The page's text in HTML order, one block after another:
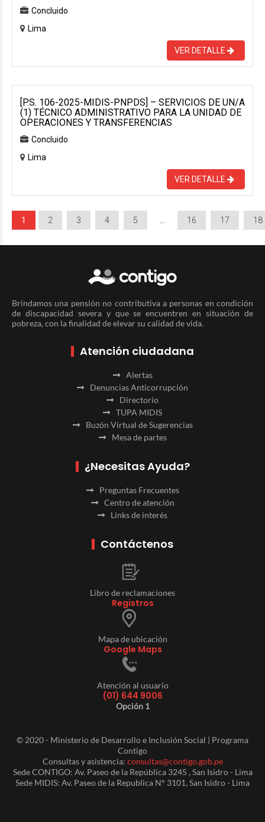
Concluido
Lima
VER DETALLE
[P.S. 106-2025-MIDIS-PNPDS] – SERVICIOS DE UN/A
(1) TÉCNICO ADMINISTRATIVO PARA LA UNIDAD DE
OPERACIONES Y TRANSFERENCIAS
Concluido
Lima
VER DETALLE
1 2 3 4 5 16 17 18
Brindamos una pensión no contributiva a personas en condición
de discapacidad severa y que se encuentren en situación de
pobreza, con la finalidad de elevar su calidad de vida.
Atención ciudadana
Alertas
Denuncias Anticorrupción
Directorio
TUPA MIDIS
Buzón Virtual de Sugerencias
Mesa de partes
¿Necesitas Ayuda?
Preguntas Frecuentes
Centro de atención
Links de interés
Contáctenos
Libro de reclamaciones
Registros
Mapa de ubicación
Google Maps
Atención al usuario
(01) 644 9006
Opción 1
© 2020 - Ministerio de Desarrollo e Inclusión Social | Programa
Contigo
Consultas y asistencia: consultas@contigo.gob.pe
Sede CONTIGO: Av. Paseo de la República 3245 , San Isidro - Lima
Sede MIDIS: Av. Paseo de la Republica N° 3101, San Isidro - Lima